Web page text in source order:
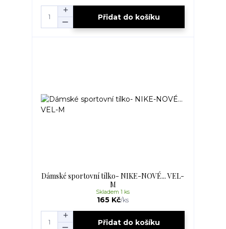
Přidat do košíku
Dámské sportovní tílko- NIKE-NOVÉ... VEL-
M
165 Kč/ks
Skladem 1 ks
Přidat do košíku